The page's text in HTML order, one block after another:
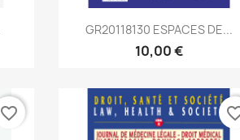
Aperçu rapide
GR20118130 ESPACES DE...
10,00 €
favorite_border